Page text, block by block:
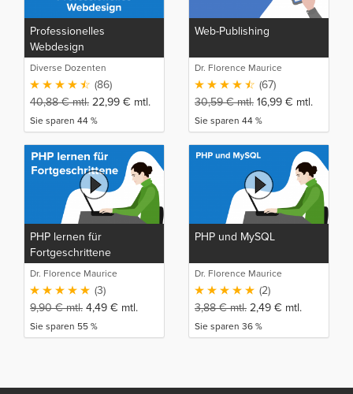
Professionelles
Webdesign
Diverse Dozenten
(86)
40,88€mtl. 22,99 € mtl.
Sie sparen 44 %
Web-Publishing
Dr. Florence Maurice
(67)
30,59€mtl. 16,99 € mtl.
Sie sparen 44 %
PHP lernen für
Fortgeschrittene
Dr. Florence Maurice
(3)
9,90€mtl. 4,49 € mtl.
Sie sparen 55 %
PHP und MySQL
Dr. Florence Maurice
(2)
3,88€mtl. 2,49 € mtl.
Sie sparen 36 %